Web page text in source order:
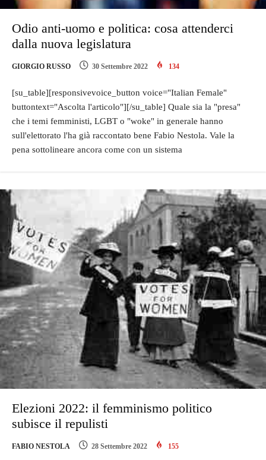
Odio anti-uomo e politica: cosa attenderci
dalla nuova legislatura
GIORGIO RUSSO 30 Settembre 2022 134
[su_table][responsivevoice_button voice="Italian Female"
buttontext="Ascolta l'articolo"][/su_table] Quale sia la "presa"
che i temi femministi, LGBT o "woke" in generale hanno
sull'elettorato l'ha già raccontato bene Fabio Nestola. Vale la
pena sottolineare ancora come con un sistema
Elezioni 2022: il femminismo politico
subisce il repulisti
FABIO NESTOLA 28 Settembre 2022 155